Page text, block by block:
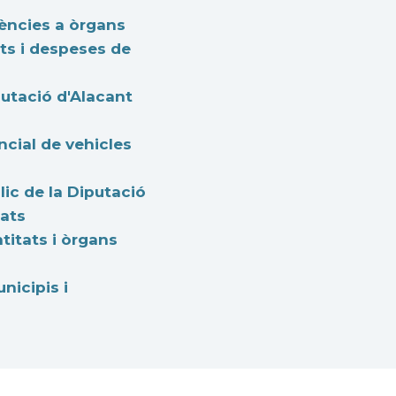
a òrgans
i despeses de
d'Alacant
de vehicles
de la Diputació
i òrgans
i